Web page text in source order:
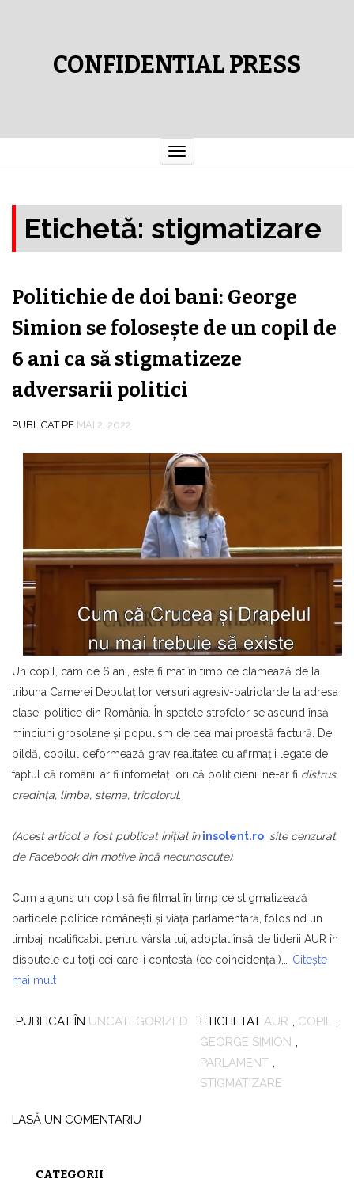
CONFIDENTIAL PRESS
Comută
navigarea
Etichetă: stigmatizare
Politichie de doi bani: George
Simion se foloseşte de un copil de
6 ani ca să stigmatizeze
adversarii politici
PUBLICAT PE MAI 2, 2022
Un copil, cam de 6 ani, este filmat în timp ce clamează de la
tribuna Camerei Deputaţilor versuri agresiv-patriotarde la adresa
clasei politice din România. În spatele strofelor se ascund însă
minciuni grosolane şi populism de cea mai proastă factură. De
pildă, copilul deformează grav realitatea cu afirmaţii legate de
faptul că românii ar fi înfometaţi ori că politicienii ne-ar fi distrus
credinţa, limba, stema, tricolorul.
(Acest articol a fost publicat iniţial în insolent.ro site cenzurat
de Facebook din motive încă necunoscute)
Cum a ajuns un copil să fie filmat în timp ce stigmatizează
partidele politice româneşti şi viaţa parlamentară, folosind un
limbaj incalificabil pentru vârsta lui, adoptat însă de liderii AUR în
disputele cu toţi cei care-i contestă (ce coincidenţă!),… Citește
mai mult
PUBLICAT ÎN UNCATEGORIZED ETICHETAT AUR , COPIL ,
GEORGE SIMION ,
PARLAMENT ,
STIGMATIZARE
LASĂ UN COMENTARIU
CATEGORII